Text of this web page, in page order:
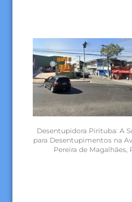
Desentupidora Pirituba: A
para Desentupimentos na
Pereira de Magalhães,